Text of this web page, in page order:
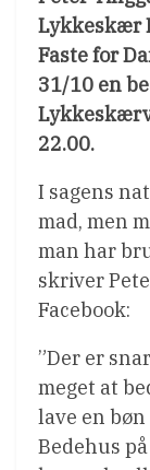
Lykkeskær
Faste for
31/10 en
22.00.
I sagens
mad, men
man har
skriver
Facebook:
”Der er
meget at
lave en
Bedehus